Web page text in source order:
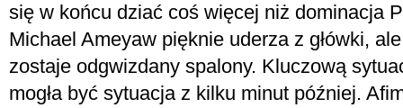
się w końcu dziać coś więcej niż dominacja
Michael Ameyaw pięknie uderza z główki,
zostaje odgwizdany spalony. Kluczową
mogła być sytuacja z kilku minut później.